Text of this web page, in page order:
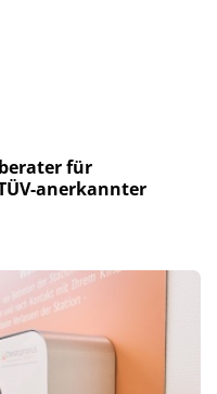
für
anerkannter